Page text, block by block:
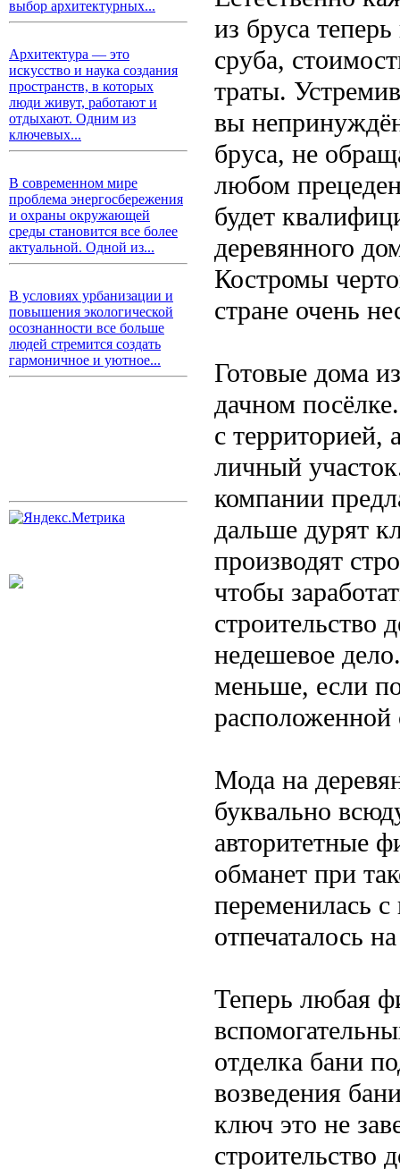
выбор архитектурных...
Архитектура — это
искусство и наука создания
пространств, в которых
люди живут, работают и
отдыхают. Одним из
ключевых...
В современном мире
проблема энергосбережения
и охраны окружающей
среды становится все более
актуальной. Одной из...
В условиях урбанизации и
повышения экологической
осознанности все больше
людей стремится создать
гармоничное и уютное...
из бруса
сруба,
траты.
вы
бруса, не
любом
будет
деревянного
Костромы
стране очень
Готовые дома
дачном
с
личный
компании
дальше дурят
производят
чтобы
строительство
недешевое
меньше, если
расположенной
Мода на
буквально
авторитетные
обманет при
переменилась
отпечаталось
Теперь любая
отделка бани
возведения
ключ это не
строительство